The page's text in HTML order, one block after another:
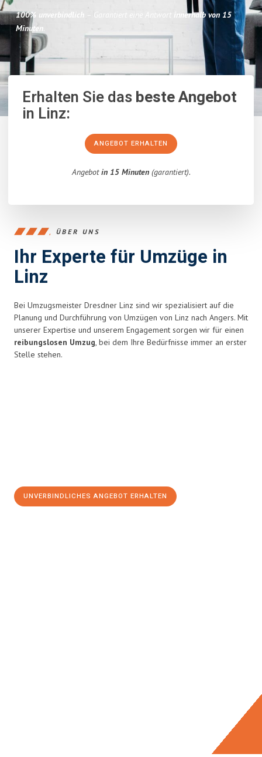
100% unverbindlich – Garantiert eine Antwort
innerhalb von 15
Minuten.
Erhalten Sie dasbeste Angebot
in Linz:
ANGEBOT ERHALTEN
Angebotin 15 Minuten(garantiert).
ÜBER UNS
Ihr Experte für Umzüge in
Linz
Bei Umzugsmeister Dresdner Linz sind wir spezialisiert auf die
Planung und Durchführung von Umzügen von Linz nach Angers. Mit
unserer Expertise und unserem Engagement sorgen wir für einen
reibungslosen Umzug, bei dem Ihre Bedürfnisse immer an erster
Stelle stehen.
UNVERBINDLICHES ANGEBOT ERHALTEN